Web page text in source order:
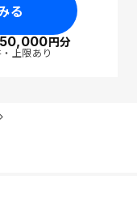
る
50,000円分
上限あり